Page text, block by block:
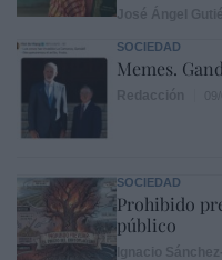
SOCIEDAD
Memes.
SOCIEDAD
Prohibido
público